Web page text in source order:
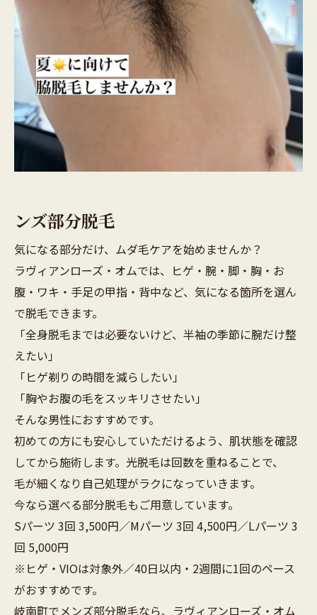
ンズ部分脱毛
気になる部分だけ、ムダ毛ケアを始めませんか？
ラヴィアンローズ・オムでは、ヒゲ・腕・脚・胸・お
腹・ワキ・手足の甲指・背中など、気になる箇所を選ん
で脱毛できます。
「全身脱毛までは必要ないけど、半袖の季節に腕だけ整
えたい」
「ヒゲ剃りの時間を減らしたい」
「胸やお腹の毛をスッキリさせたい」
そんな男性におすすめです。
初めての方にも安心していただけるよう、肌状態を確認
してから施術します。光脱毛は回数を重ねることで、
毛が細くなり自己処理がラクになっていきます。
今なら選べる部分脱毛もご用意しています。
Sパーツ 3回 3,500円／Mパーツ 3回 4,500円／Lパーツ 3
回 5,000円
※ヒゲ・VIOは対象外／40日以内・2週間に1回のペース
がおすすめです。
岐南町でメンズ部分脱毛なら、ラヴィアンローズ・オム